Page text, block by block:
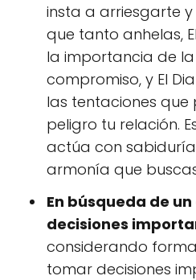
insta a arriesgarte
que tanto anhelas,
la importancia de
compromiso, y El
las tentaciones que
peligro tu relación.
actúa con
armonía que
En búsqueda de
decisiones
considerando
tomar decisiones